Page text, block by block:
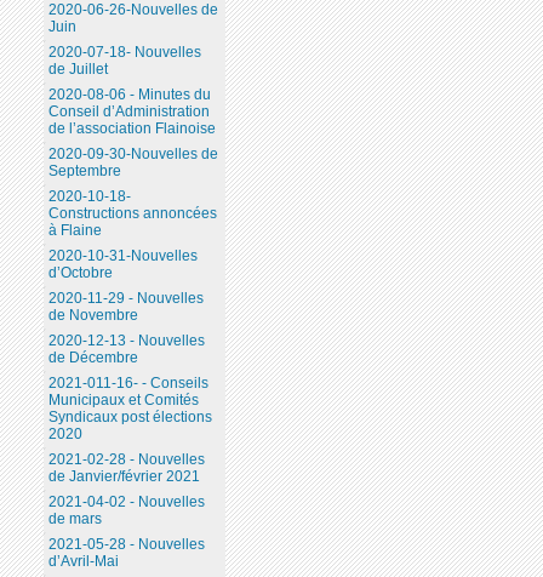
2020-06-26-Nouvelles de
Juin
2020-07-18- Nouvelles
de Juillet
2020-08-06 - Minutes du
Conseil d’Administration
de l’association Flainoise
2020-09-30-Nouvelles de
Septembre
2020-10-18-
Constructions annoncées
à Flaine
2020-10-31-Nouvelles
d’Octobre
2020-11-29 - Nouvelles
de Novembre
2020-12-13 - Nouvelles
de Décembre
2021-011-16- - Conseils
Municipaux et Comités
Syndicaux post élections
2020
2021-02-28 - Nouvelles
de Janvier/février 2021
2021-04-02 - Nouvelles
de mars
2021-05-28 - Nouvelles
d’Avril-Mai